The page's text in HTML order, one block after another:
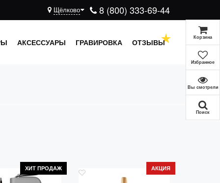
8 (800) 333-69-44
Щёлково
АКСЕССУАРЫ ГРАВИРОВКА ОТЗЫВЫ
ХИТ ПРОДАЖ АКЦИЯ
Корзина
Избранное
Вы смотрели
Поиск